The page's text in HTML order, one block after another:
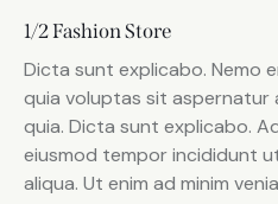
1/2 Fashion Store
Dicta sunt explicabo. Nemo
quia voluptas sit
quia. Dicta sunt explicabo.
eiusmod tempor incididunt
aliqua. Ut enim ad minim